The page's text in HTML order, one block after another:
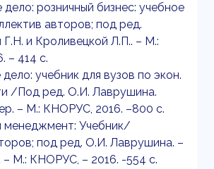
дело: розничный бизнес: учебное
авторов; под ред.
Г.Н. и Кроливецкой Л.П.. – М.:
– 414 c.
дело: учебник для вузов по экон.
/Под ред. О.И. Лаврушина.
– М.: КНОРУС, 2016. –800 с.
менеджмент: Учебник/
под ред. О.И. Лаврушина. –
– М.: КНОРУС, – 2016. -554 с.